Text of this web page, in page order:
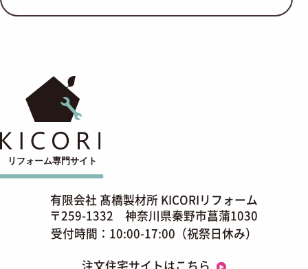
有限会社 髙橋製材所 KICORIリフォーム
〒259-1332 神奈川県秦野市菖蒲1030
受付時間：10:00-17:00（祝祭日休み）